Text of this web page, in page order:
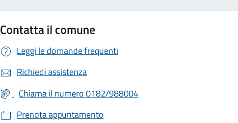
Contatta il comune
Leggi le domande frequenti
Richiedi assistenza
Chiama il numero 0182/988004
Prenota appuntamento